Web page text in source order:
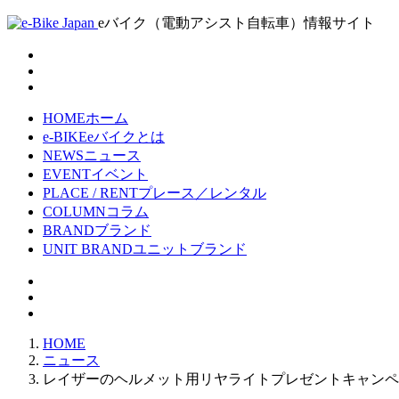
eバイク（電動アシスト自転車）情報サイト
HOMEホーム
e-BIKEeバイクとは
NEWSニュース
EVENTイベント
PLACE / RENTプレース／レンタル
COLUMNコラム
BRANDブランド
UNIT BRANDユニットブランド
HOME
ニュース
レイザーのヘルメット用リヤライトプレゼントキャン